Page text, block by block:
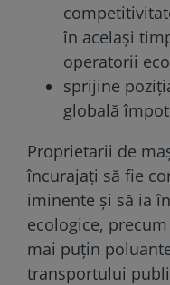
în același
operatorii
sprijine
globală
Proprietarii de
încurajați să fie
iminente și să ia
ecologice,
mai puțin
transportului